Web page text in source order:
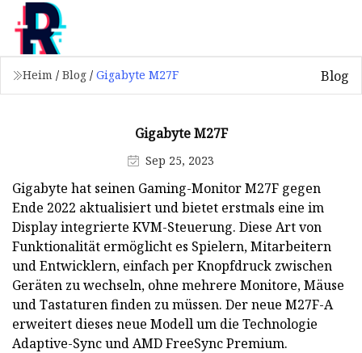
Heim / Blog / Gigabyte M27F Blog
Gigabyte M27F
Sep 25, 2023
Gigabyte hat seinen Gaming-Monitor M27F gegen
Ende 2022 aktualisiert und bietet erstmals eine im
Display integrierte KVM-Steuerung. Diese Art von
Funktionalität ermöglicht es Spielern, Mitarbeitern
und Entwicklern, einfach per Knopfdruck zwischen
Geräten zu wechseln, ohne mehrere Monitore, Mäuse
und Tastaturen finden zu müssen. Der neue M27F-A
erweitert dieses neue Modell um die Technologie
Adaptive-Sync und AMD FreeSync Premium.